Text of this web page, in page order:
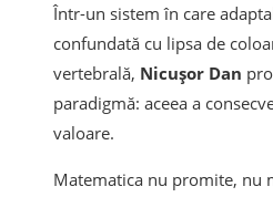
Într-un sistem în care
confundată cu lipsa de
vertebrală, Nicușor Dan
paradigmă: aceea a
valoare.
Matematica nu promite, nu